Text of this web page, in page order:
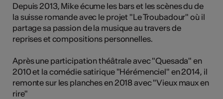
Depuis 2013, Mike écume les bars et les scènes du de
la suisse romande avec le projet "Le Troubadour" où il
partage sa passion de la musique au travers de
reprises et compositions personnelles.
Après une participation théâtrale avec "Quesada" en
2010 et la comédie satirique "Hérémenciel" en 2014, il
remonte sur les planches en 2018 avec "Vieux maux en
rire"